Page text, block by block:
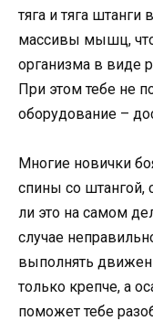
тяга и тяга
массивы мышц,
организма в виде
При этом тебе не
оборудование –
Многие новички
спины со штангой,
ли это на самом
случае
выполнять
только крепче, а
поможет тебе